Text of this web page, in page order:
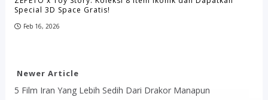
Special 3D Space Gratis!
Feb 16, 2026
Newer Article
5 Film Iran Yang Lebih Sedih Dari Drakor Manapun